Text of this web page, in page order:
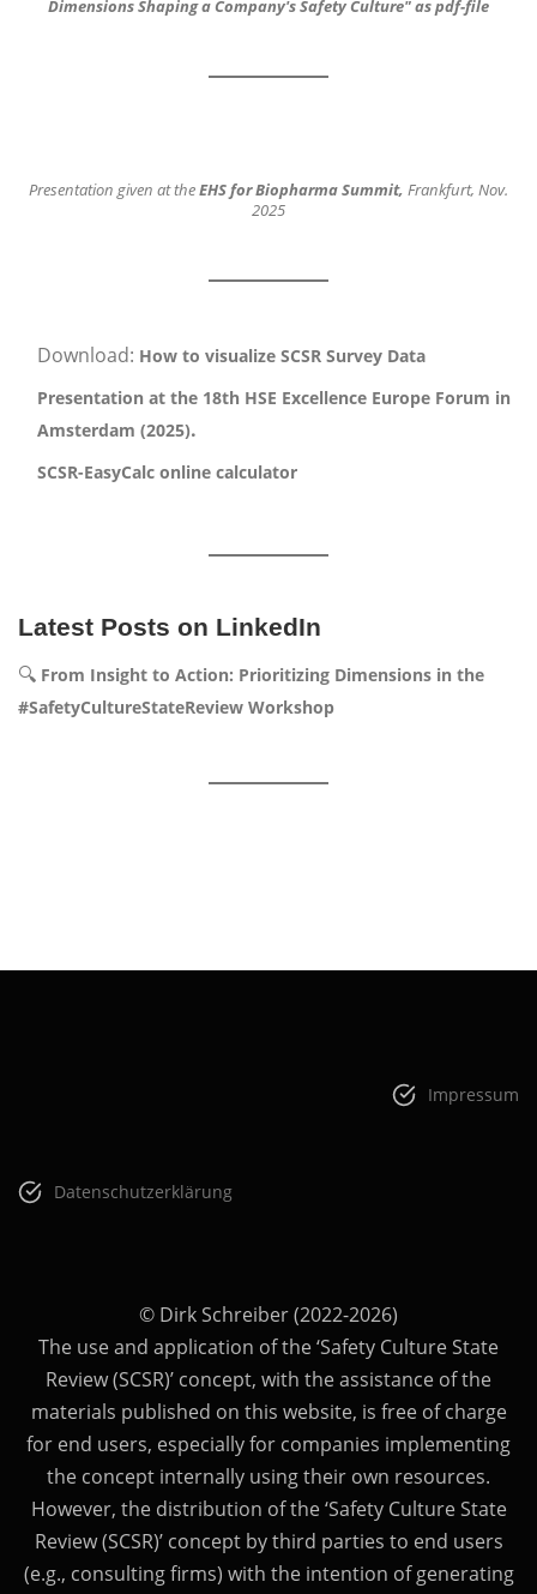
DimensionsShaping a Company's Safety Culture"as pdf-file
Presentation given at theEHS for Biopharma Summit, Frankfurt, Nov.
2025
Download: How to visualize SCSR Survey Data
Presentation at the 18th HSE Excellence Europe Forum in
Amsterdam (2025).
SCSR-EasyCalc online calculator
Latest Posts on LinkedIn
🔍 From Insight to Action: Prioritizing Dimensions in the
#SafetyCultureStateReview Workshop
Impressum
Datenschutzerklärung
© Dirk Schreiber (2022-2026)
The use and application of the ‘Safety Culture State
Review (SCSR)’ concept, with the assistance of the
materials published on this website, is free of charge
for end users, especially for companies implementing
the concept internally using their own resources.
However, the distribution of the ‘Safety Culture State
Review (SCSR)’ concept by third parties to end users
(e.g., consulting firms) with the intention of generating